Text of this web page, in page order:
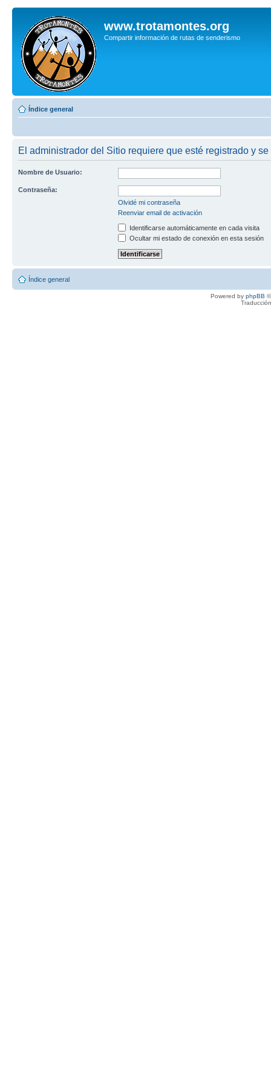
www.trotamontes.org
Compartir información de rutas de senderismo
Índice general
El administrador del Sitio requiere que esté registrado y
Nombre de Usuario:
Contraseña:
Olvidé mi contraseña
Reenviar email de activación
Identificarse automáticamente en cada visita
Ocultar mi estado de conexión en esta sesión
Índice general
Powered by phpBB